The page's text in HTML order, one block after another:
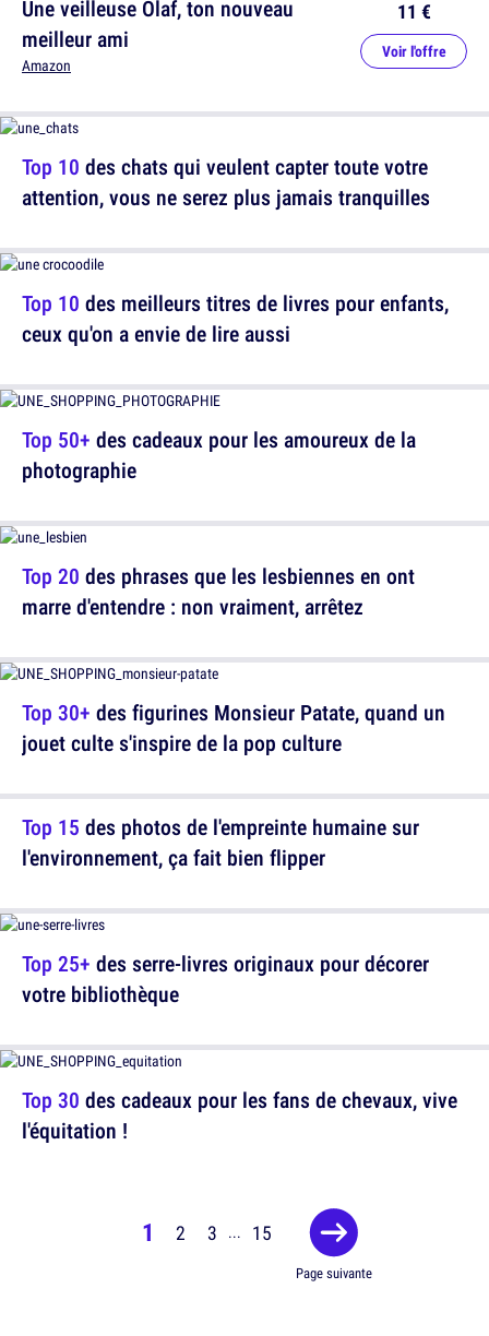
Une veilleuse Olaf, ton nouveau
meilleur ami
Amazon
11 €
Voir l'offre
Top 10 des meilleurs titres de livres pour enfants,
ceux qu'on a envie de lire aussi
Top 20 des phrases que les lesbiennes en ont
marre d'entendre : non vraiment, arrêtez
Top 15 des photos de l'empreinte humaine sur
l'environnement, ça fait bien flipper
Top 30 des cadeaux pour les fans de chevaux, vive
l'équitation !
Top 10 des chats qui veulent capter toute votre
attention, vous ne serez plus jamais tranquilles
Top 50+ des cadeaux pour les amoureux de la
photographie
Top 30+ des figurines Monsieur Patate, quand un
jouet culte s'inspire de la pop culture
Top 25+ des serre-livres originaux pour décorer
votre bibliothèque
1 2 3 ... 15
Page suivante